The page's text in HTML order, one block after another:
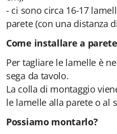
- ci sono circa 16-17
parete (con una distanza
Come installare a
Per tagliare le lamelle è
sega da tavolo.
La colla di montaggio
le lamelle alla parete o al
Possiamo montarlo?